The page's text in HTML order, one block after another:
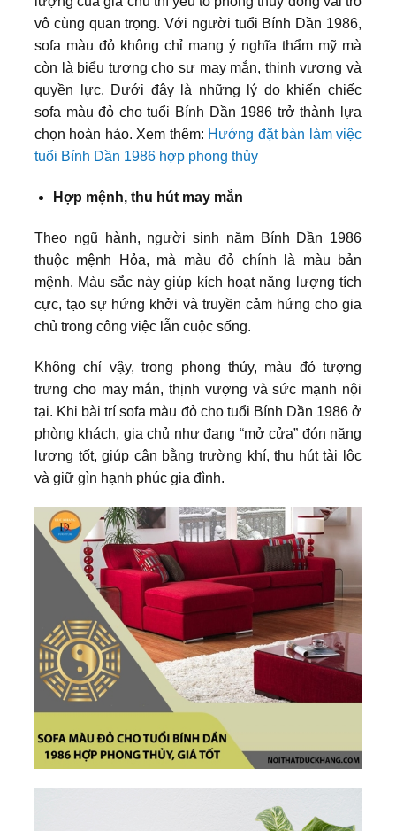
vô cùng quan trọng. Với người tuổi Bính Dần 1986,
sofa màu đỏ không chỉ mang ý nghĩa thẩm mỹ mà
còn là biểu tượng cho sự may mắn, thịnh vượng và
quyền lực. Dưới đây là những lý do khiến chiếc
sofa màu đỏ cho tuổi Bính Dần 1986 trở thành lựa
chọn hoàn hảo. Xem thêm: Hướng đặt bàn làm việc
tuổi Bính Dần 1986 hợp phong thủy
Hợp mệnh, thu hút may mắn
Theo ngũ hành, người sinh năm Bính Dần 1986
thuộc mệnh Hỏa, mà màu đỏ chính là màu bản
mệnh. Màu sắc này giúp kích hoạt năng lượng tích
cực, tạo sự hứng khởi và truyền cảm hứng cho gia
chủ trong công việc lẫn cuộc sống.
Không chỉ vậy, trong phong thủy, màu đỏ tượng
trưng cho may mắn, thịnh vượng và sức mạnh nội
tại. Khi bài trí sofa màu đỏ cho tuổi Bính Dần 1986 ở
phòng khách, gia chủ như đang “mở cửa” đón năng
lượng tốt, giúp cân bằng trường khí, thu hút tài lộc
và giữ gìn hạnh phúc gia đình.